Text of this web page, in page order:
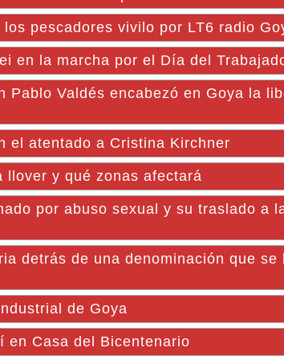
pescadores vivilo por LT6 radio
en la marcha por el Día del
Pablo Valdés encabezó en Goya la
el atentado a Cristina Kirchner
llover y qué zonas afectará
por abuso sexual y su traslado a
detrás de una denominación que se
de Goya
en Casa del Bicentenario